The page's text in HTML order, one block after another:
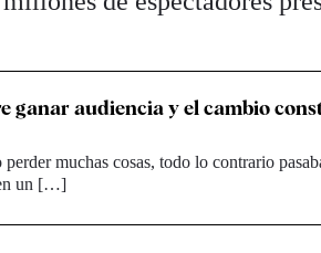
ganar audiencia y el cambio
muchas cosas, todo lo contrario
un […]